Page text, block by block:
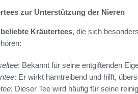
zur Unterstützung der Nieren
beliebte Kräutertees, die sich
: Bekannt für seine entgiftenden
: Er wirkt harntreibend und hilft,
: Dieser Tee wird häufig für seine